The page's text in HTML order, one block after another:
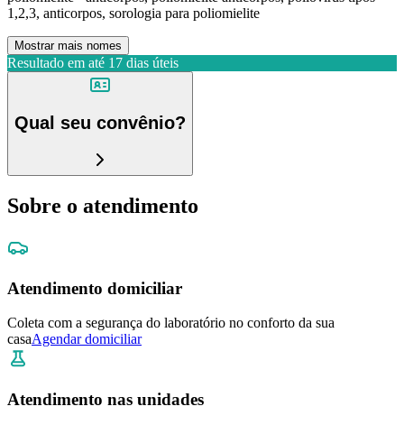
1,2,3, anticorpos, sorologia para poliomielite
Mostrar mais nomes
Resultado em até 17 dias úteis
Qual seu convênio?
Sobre o atendimento
Atendimento domiciliar
Coleta com a segurança do laboratório no conforto da sua
casaAgendar domiciliar
Atendimento nas unidades